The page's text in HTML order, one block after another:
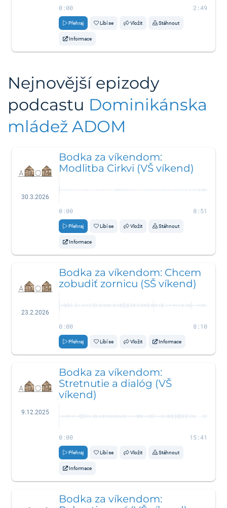
0:00 2:49
Přehraj Líbí se Vložit Stáhnout
Informace
Nejnovější epizody
podcastu Dominikánska
mládež ADOM
30.3.2026
Bodka za víkendom:
Modlitba Cirkvi (VŠ víkend)
0:00 8:51
Přehraj Líbí se Vložit Stáhnout
Informace
23.2.2026
Bodka za víkendom: Chcem
zobudiť zornicu (SŠ víkend)
0:00 8:10
Přehraj Líbí se Vložit Informace
9.12.2025
Bodka za víkendom:
Stretnutie a dialóg (VŠ
víkend)
0:00 15:41
Přehraj Líbí se Vložit Stáhnout
Informace
Bodka za víkendom: